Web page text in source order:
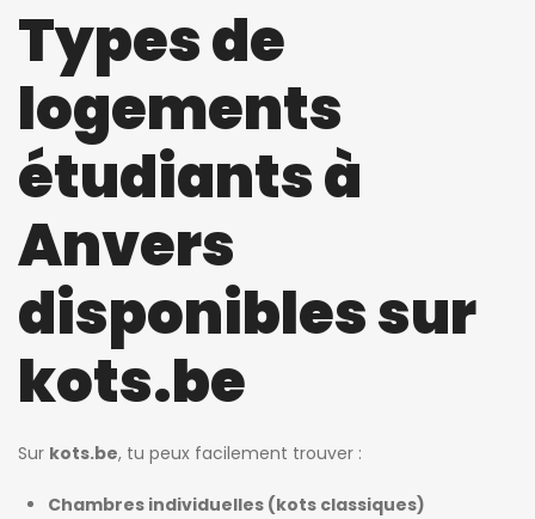
Types de
logements
étudiants à
Anvers
disponibles sur
kots.be
Sur kots.be, tu peux facilement trouver :
Chambres individuelles (kots classiques)